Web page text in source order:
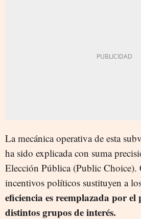
La mecánica operativa de esta
ha sido explicada con suma
Elección Pública (Public Choice).
incentivos políticos sustituyen a
eficiencia es reemplazada por el
distintos grupos de interés.